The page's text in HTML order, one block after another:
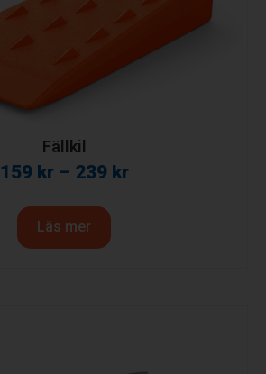
Fällkil
159 kr– 239 kr
Läs mer